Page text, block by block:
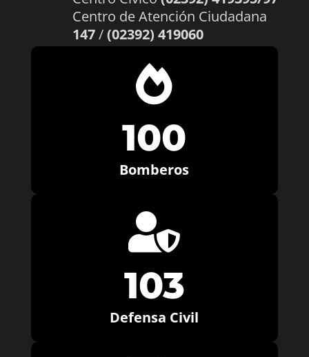
Centro de Atención Ciudadana
147/(02392) 419060

100
Bomberos

103
Defensa Civil